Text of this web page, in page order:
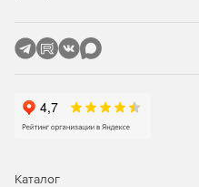
Каталог